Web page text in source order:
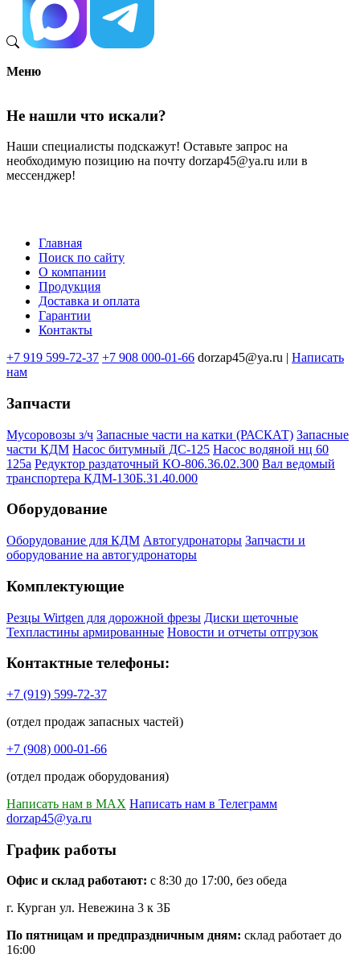
Меню
Не нашли что искали?
Наши специалисты подскажут! Оставьте запрос на
необходимую позицию на почту dorzap45@ya.ru или в
мессенджер!
Меню
подвале
Главная
Поиск по сайту
О компании
Продукция
Доставка и оплата
Гарантии
Контакты
+7 919 599-72-37 +7 908 000-01-66 dorzap45@ya.ru | Написать
нам
Запчасти
Мусоровозы з/ч Запасные части на катки (РАСКАТ) Запасные
части КДМ Насос битумный ДС-125 Насос водяной нц 60
125а Редуктор раздаточный КО-806.36.02.300 Вал ведомый
транспортера КДМ-130Б.31.40.000
Оборудование
Оборудование для КДМ Автогудронаторы Запчасти и
оборудование на автогудронаторы
Комплектующие
Резцы Wirtgen для дорожной фрезы Диски щеточные
Техпластины армированные Новости и отчеты отгрузок
Контактные телефоны:
+7 (919) 599-72-37
(отдел продаж запасных частей)
+7 (908) 000-01-66
(отдел продаж оборудования)
Написать нам в MAX Написать нам в Телеграмм
dorzap45@ya.ru
График работы
Офис и склад работают: с 8:30 до 17:00, без обеда
г. Курган ул. Невежина 3 к 3Б
По пятницам и предпраздничным дням: склад работает до
16:00